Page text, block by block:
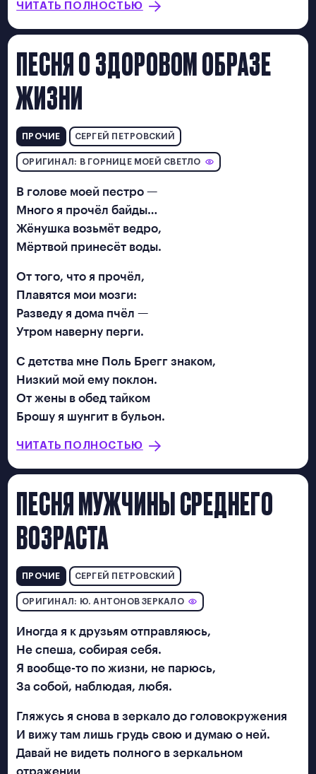
ЧИТАТЬ ПОЛНОСТЬЮ
ПЕСНЯ О ЗДОРОВОМ ОБРАЗЕ
ЖИЗНИ
ПРОЧИЕ СЕРГЕЙ ПЕТРОВСКИЙ
ОРИГИНАЛ: В ГОРНИЦЕ МОЕЙ СВЕТЛО
В голове моей пестро —
Много я прочёл байды…
Жёнушка возьмёт ведро,
Мёртвой принесёт воды.
От того, что я прочёл,
Плавятся мои мозги:
Разведу я дома пчёл —
Утром наверну перги.
С детства мне Поль Брегг знаком,
Низкий мой ему поклон.
От жены в обед тайком
Брошу я шунгит в бульон.
ЧИТАТЬ ПОЛНОСТЬЮ
ПЕСНЯ МУЖЧИНЫ СРЕДНЕГО
ВОЗРАСТА
ПРОЧИЕ СЕРГЕЙ ПЕТРОВСКИЙ
ОРИГИНАЛ: Ю. АНТОНОВ ЗЕРКАЛО
Иногда я к друзьям отправляюсь,
Не спеша, собирая себя.
Я вообще-то по жизни, не парюсь,
За собой, наблюдая, любя.
Гляжусь я снова в зеркало до головокружения
И вижу там лишь грудь свою и думаю о ней.
Давай не видеть полного в зеркальном
отражении